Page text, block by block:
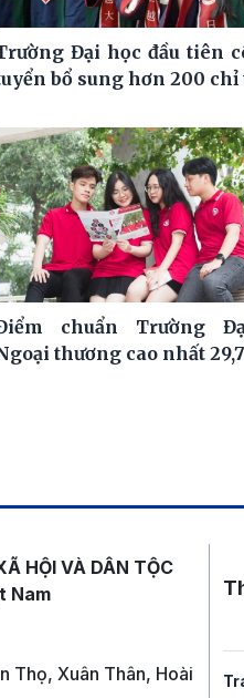
Đại học đầu tiên
bổ sung hơn 200 chỉ
chuẩn Trường
thương cao nhất 29,7
HỘI VÀ DÂN TỘC
Nam
Thọ, Xuân Thân, Hoài